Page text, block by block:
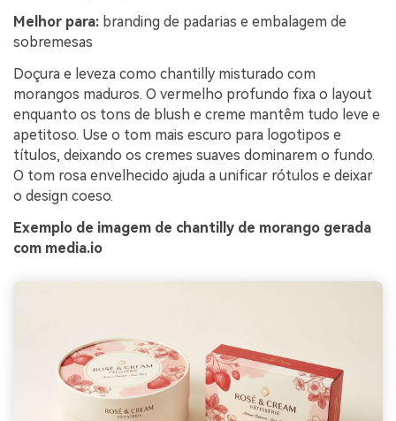
Melhor para: branding de padarias e embalagem de
sobremesas
Doçura e leveza como chantilly misturado com
morangos maduros. O vermelho profundo fixa o layout
enquanto os tons de blush e creme mantêm tudo leve e
apetitoso. Use o tom mais escuro para logotipos e
títulos, deixando os cremes suaves dominarem o fundo.
O tom rosa envelhecido ajuda a unificar rótulos e deixar
o design coeso.
Exemplo de imagem de chantilly de morango gerada
com media.io